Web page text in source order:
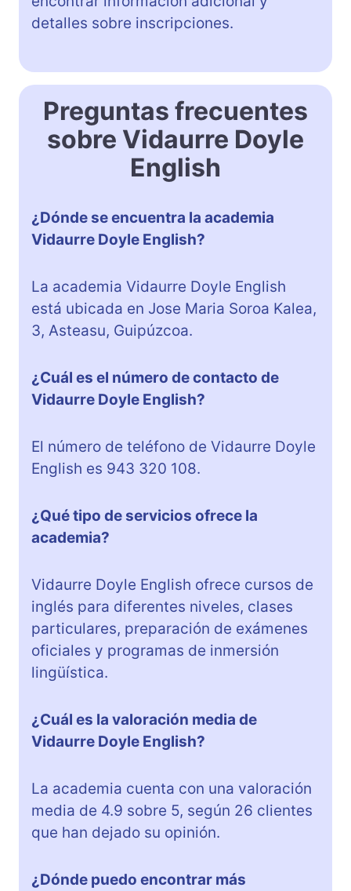
detalles sobre inscripciones.
Preguntas frecuentes
sobre Vidaurre Doyle
English
¿Dónde se encuentra la academia
Vidaurre Doyle English?
La academia Vidaurre Doyle English
está ubicada en Jose Maria Soroa Kalea,
3, Asteasu, Guipúzcoa.
¿Cuál es el número de contacto de
Vidaurre Doyle English?
El número de teléfono de Vidaurre Doyle
English es 943 320 108.
¿Qué tipo de servicios ofrece la
academia?
Vidaurre Doyle English ofrece cursos de
inglés para diferentes niveles, clases
particulares, preparación de exámenes
oficiales y programas de inmersión
lingüística.
¿Cuál es la valoración media de
Vidaurre Doyle English?
La academia cuenta con una valoración
media de 4.9 sobre 5, según 26 clientes
que han dejado su opinión.
¿Dónde puedo encontrar más